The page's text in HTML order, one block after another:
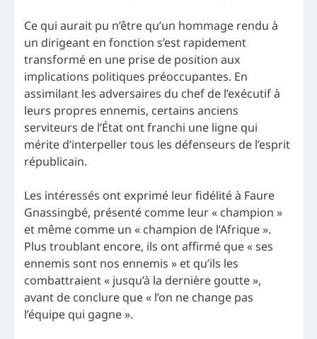
Ce qui aurait pu n’être qu’un hommage rendu à
un dirigeant en fonction s’est rapidement
transformé en une prise de position aux
implications politiques préoccupantes. En
assimilant les adversaires du chef de l’exécutif à
leurs propres ennemis, certains anciens
serviteurs de l’État ont franchi une ligne qui
mérite d’interpeller tous les défenseurs de l’esprit
républicain.
Les intéressés ont exprimé leur fidélité à Faure
Gnassingbé, présenté comme leur « champion »
et même comme un « champion de l’Afrique ».
Plus troublant encore, ils ont affirmé que « ses
ennemis sont nos ennemis » et qu’ils les
combattraient « jusqu’à la dernière goutte »,
avant de conclure que « l’on ne change pas
l’équipe qui gagne ».